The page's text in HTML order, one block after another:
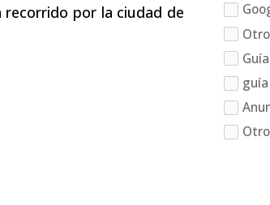
recorrido por la ciudad de